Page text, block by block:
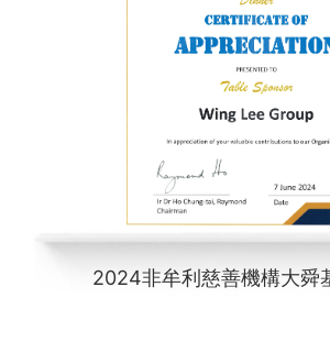
2024非牟利慈善機構大舜